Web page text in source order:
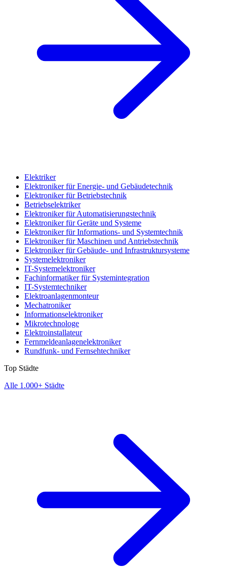
Elektriker
Elektroniker für Energie- und Gebäudetechnik
Elektroniker für Betriebstechnik
Betriebselektriker
Elektroniker für Automatisierungstechnik
Elektroniker für Geräte und Systeme
Elektroniker für Informations- und Systemtechnik
Elektroniker für Maschinen und Antriebstechnik
Elektroniker für Gebäude- und Infrastruktursysteme
Systemelektroniker
IT-Systemelektroniker
Fachinformatiker für Systemintegration
IT-Systemtechniker
Elektroanlagenmonteur
Mechatroniker
Informationselektroniker
Mikrotechnologe
Elektroinstallateur
Fernmeldeanlagenelektroniker
Rundfunk- und Fernsehtechniker
Top Städte
Alle 1.000+ Städte